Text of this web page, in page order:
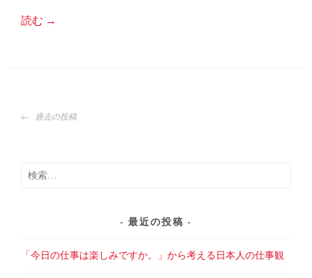
読む →
投
稿
ゲ
過去の投稿
検
最近の投稿
「今日の仕事は楽しみですか。」から考える日本人の仕事観